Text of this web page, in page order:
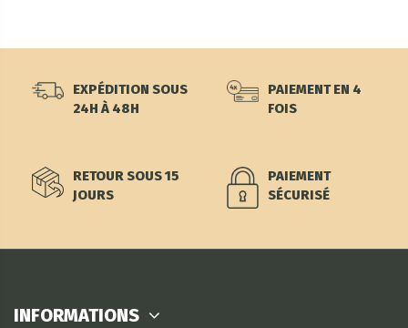
EXPÉDITION SOUS
24H À 48H
PAIEMENT EN 4
FOIS
RETOUR SOUS 15
JOURS
PAIEMENT
SÉCURISÉ
INFORMATIONS